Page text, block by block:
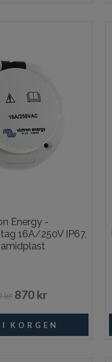
Energy -
16A/250V IP67,
kr 870 kr
Beställningsvara